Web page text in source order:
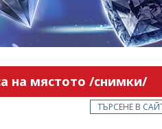
на мястото /снимки/